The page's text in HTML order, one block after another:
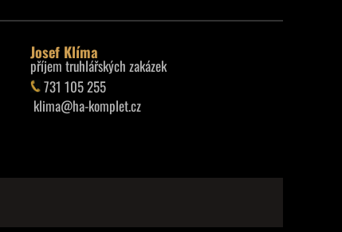
Josef Klíma
příjem truhlářských zakázek
731 105 255
klima@ha-komplet.cz